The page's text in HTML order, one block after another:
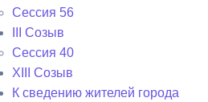
Сессия 56
III Созыв
Сессия 40
XIII Созыв
К сведению жителей города